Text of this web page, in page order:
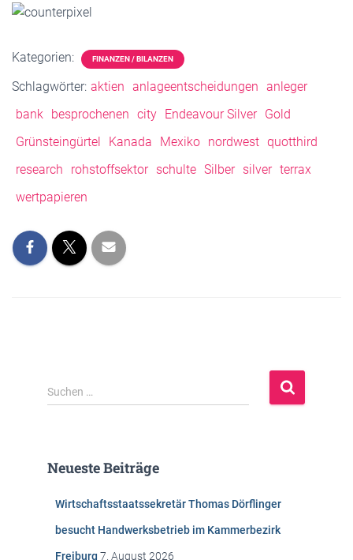
Kategorien: FINANZEN / BILANZEN
Schlagwörter: aktien anlageentscheidungen anleger
bank
besprochenen city Endeavour Silver Gold
Grünsteingürtel
Kanada Mexiko nordwest quotthird
research
rohstoffsektor schulte Silber silver terrax
wertpapieren
S
u
n
Suchen …
Neueste Beiträge
Wirtschaftsstaatssekretär Thomas Dörflinger
besucht Handwerksbetrieb im Kammerbezirk
Freiburg 7. August 2026